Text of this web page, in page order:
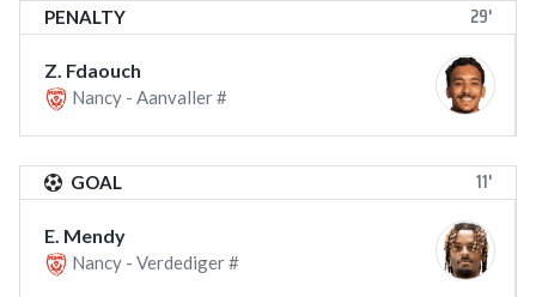
PENALTY 29'
Z. Fdaouch
Nancy - Aanvaller #
GOAL 11'
E. Mendy
Nancy - Verdediger #